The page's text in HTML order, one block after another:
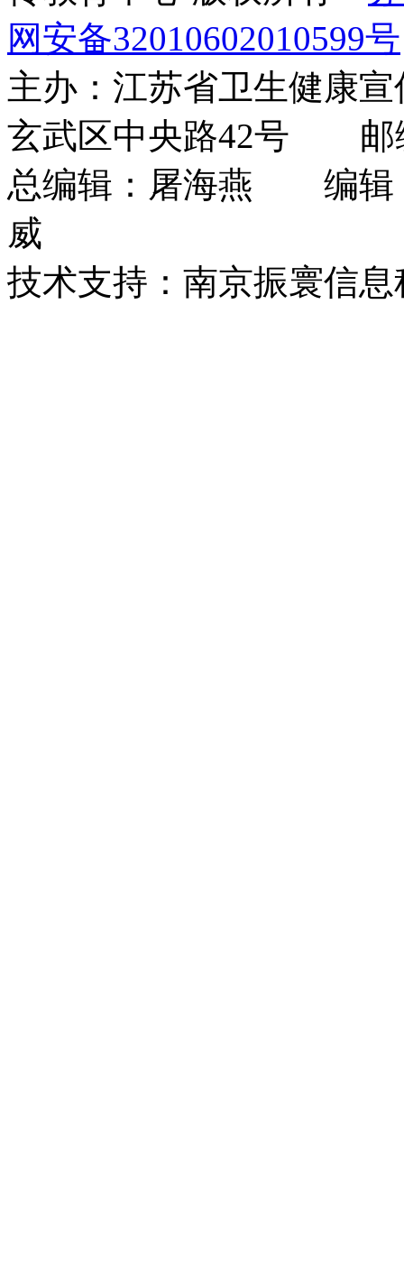
网安备32010602010599号
主办：江苏省卫生健康
玄武区中央路42号 邮
总编辑：屠海燕 编
威
技术支持：南京振寰信